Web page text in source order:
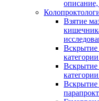
Взятие
Вскрытие
Вскрытие
Вскрытие